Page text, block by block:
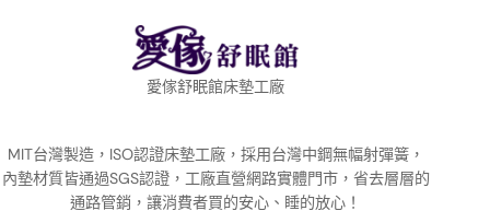
愛傢舒眠館床墊工廠
MIT台灣製造，ISO認證床墊工廠，採用台灣中鋼無幅射彈簧，
內墊材質皆通過SGS認證，工廠直營網路實體門市，省去層層的
通路管銷，讓消費者買的安心、睡的放心！